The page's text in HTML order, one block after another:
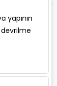
yapının